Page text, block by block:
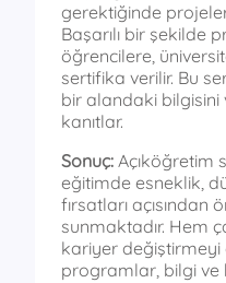
gerektiğinde
Başarılı bir şekilde
öğrencilere,
sertifika verilir. Bu
bir alandaki bilgisini
kanıtlar.
Sonuç: Açıköğretim
eğitimde esneklik,
fırsatları
sunmaktadır. Hem
kariyer değiştirmeyi
programlar, bilgi ve